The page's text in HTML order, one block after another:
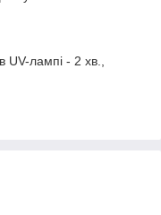
UV-лампі - 2 хв.,